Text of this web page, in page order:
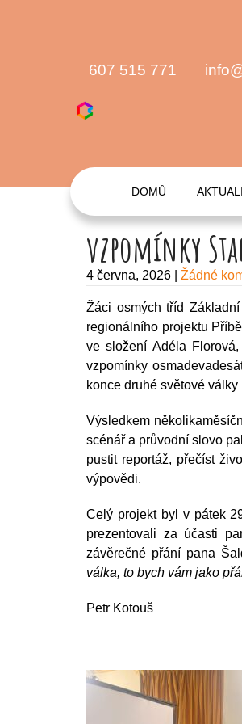
607 515 771
DOMŮ
vzpomínky
4 června, 2026 Žádné
Žáci osmých tříd
regionálního projektu
ve složení Adéla
vzpomínky
konce druhé světové
Výsledkem
scénář a průvodní slovo
pustit reportáž, přečíst
výpovědi.
Celý projekt byl v pátek
prezentovali za účasti
závěrečné přání pana
válka, to bych vám jako
Petr Kotouš